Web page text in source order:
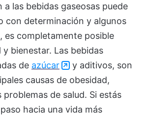
a las bebidas gaseosas puede
con determinación y algunos
es completamente posible
bienestar. Las bebidas
de azúcar
y aditivos, son
causas de obesidad,
de salud. Si estás
hacia una vida más